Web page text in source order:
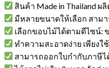
สินค้า Made in Thailand ผ
มีหลายขนาดให้เลือก สาม
เลือกขอบไม้ได้ตามดีไซน์:
ทำความสะอาดง่าย เพียง
สามารถออกใบกำกับภาษีไ